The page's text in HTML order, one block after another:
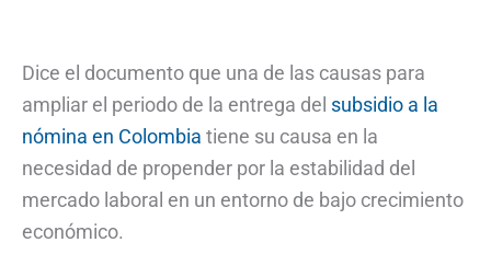
Dice el documento que una de las causas para
ampliar el periodo de la entrega del subsidio a la
nómina en Colombia tiene su causa en la
necesidad de propender por la estabilidad del
mercado laboral en un entorno de bajo crecimiento
económico.